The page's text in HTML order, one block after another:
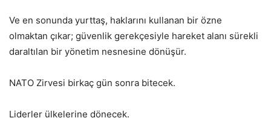
Ve en sonunda yurttaş, haklarını kullanan bir özne
olmaktan çıkar; güvenlik gerekçesiyle hareket alanı sürekli
daraltılan bir yönetim nesnesine dönüşür.
NATO Zirvesi birkaç gün sonra bitecek.
Liderler ülkelerine dönecek.